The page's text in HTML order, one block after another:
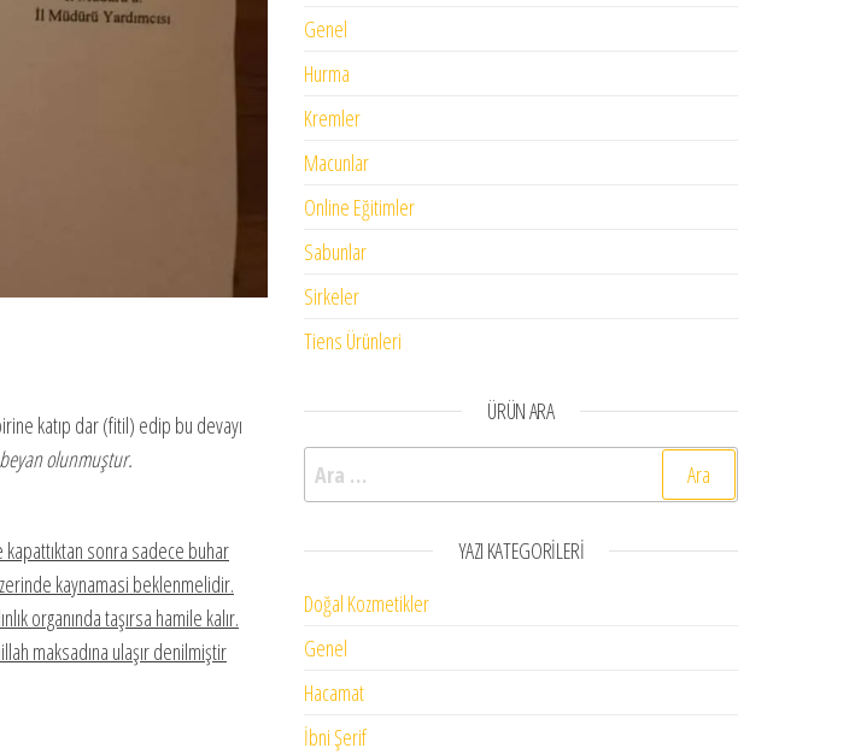
katıp dar (fitil) edip bu devayı
beyan olunmuştur.
kapattıktan sonra sadece buhar
kaynamasi beklenmelidir.
organında taşırsa hamile kalır.
maksadına ulaşır denilmiştir
Genel
Hurma
Kremler
Macunlar
Online Eğitimler
Sabunlar
Sirkeler
Tiens Ürünleri
ÜRÜN ARA
Arama:
YAZI KATEGORILERI
Doğal Kozmetikler
Genel
Hacamat
İbni Şerif